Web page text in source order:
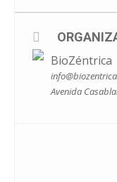
acompañad@
relajación y
Aportación: 15
Plazas muy
BioZéntrica
Avenida